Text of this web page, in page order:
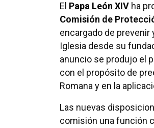
El Papa León XIV ha
Comisión de
encargado de
Iglesia desde su
anuncio se produjo el
con el propósito de
Romana y en la
Las nuevas
comisión una función